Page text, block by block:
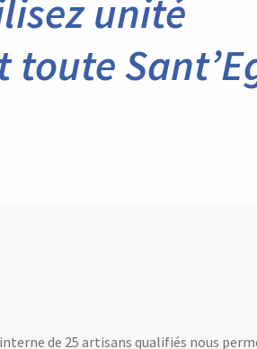
unité
de 25 artisans qualifiés nous